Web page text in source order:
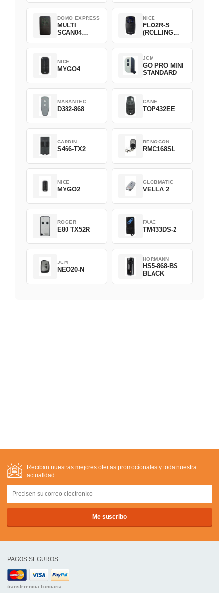
DOMO EXPRESS
MULTI
SCAN04
NICE
FLO2R-S
(ROLLING
NICE
MYGO4
JCM
GO PRO MINI
STANDARD
MARANTEC
D382-868
CAME
TOP432EE
CARDIN
S466-TX2
REMOCON
RMC168SL
NICE
MYGO2
GLOBMATIC
VELLA 2
ROGER
E80 TX52R
FAAC
TM433DS-2
JCM
NEO20-N
HORMANN
HS5-868-BS
BLACK
Reciban nuestras mejores ofertas promocíonales y toda nuestra
actualidad :
PAGOS SEGUROS
transferencia bancaria